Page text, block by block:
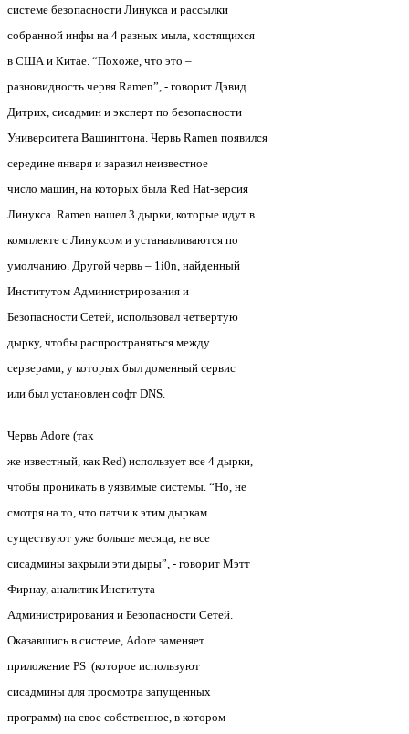
системе безопасности Линукса и рассылки
собранной инфы на 4 разных мыла, хостящихся
в США и Китае. “Похоже, что это –
разновидность червя Ramen”, - говорит Дэвид
Дитрих, сисадмин и эксперт по безопасности
Университета Вашингтона. Червь Ramen появился
середине января и заразил неизвестное
число машин, на которых была Red Hat-версия
Линукса. Ramen нашел 3 дырки, которые идут в
комплекте с Линуксом и устанавливаются по
умолчанию. Другой червь – 1i0n, найденный
Институтом Администрирования и
Безопасности Сетей, использовал четвертую
дырку, чтобы распространяться между
серверами, у которых был доменный сервис
или был установлен софт DNS.
Червь Adore (так
же известный, как Red) использует все 4 дырки,
чтобы проникать в уязвимые системы. “Но, не
смотря на то, что патчи к этим дыркам
существуют уже больше месяца, не все
сисадмины закрыли эти дыры”, - говорит Мэтт
Фирнау, аналитик Института
Администрирования и Безопасности Сетей.
Оказавшись в системе, Adore заменяет
приложение PS (которое используют
сисадмины для просмотра запущенных
программ) на свое собственное, в котором